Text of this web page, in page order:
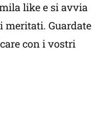
like e si avvia
meritati. Guardate
con i vostri